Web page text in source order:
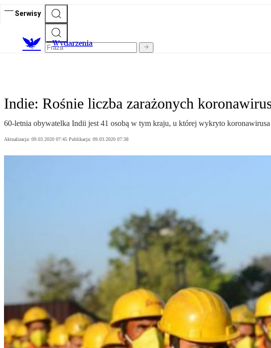
Serwisy
Wydarzenia
Indie: Rośnie liczba zarażonych
60-letnia obywatelka Indii jest 41 osobą w tym kraju, u której wykryto
Aktualizacja: 09.03.2020 07:45 Publikacja: 09.03.2020 07:38